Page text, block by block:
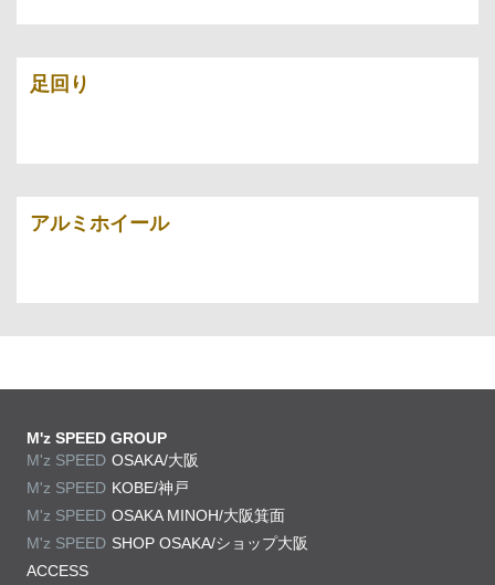
足回り
アルミホイール
M'z SPEED GROUP
M'z SPEED OSAKA/大阪
M'z SPEED KOBE/神戸
M'z SPEED OSAKA MINOH/大阪箕面
M'z SPEED SHOP OSAKA/ショップ大阪
ACCESS